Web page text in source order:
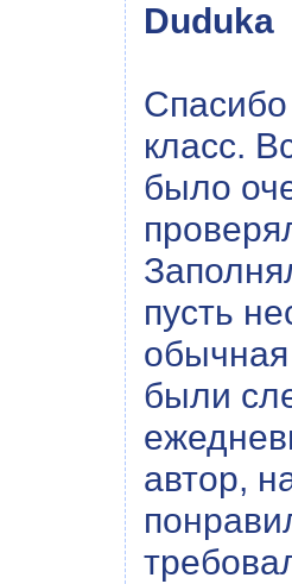
Duduka
класс.
было
пусть
были
автор,